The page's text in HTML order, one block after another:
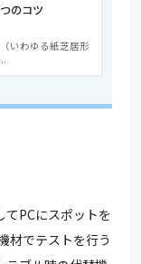
のコツ
いわゆる紙芝居形
PCにスポットを
材でテストを行う